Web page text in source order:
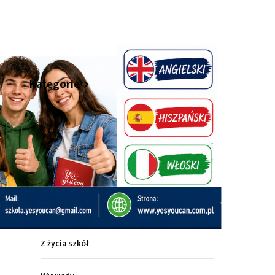
Kategorie
Z życia miasta
Sport
Kultura
Wiadomości z regionu
Z życia szkół